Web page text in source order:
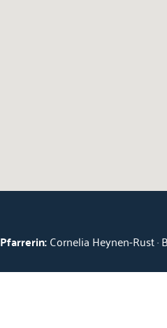
Pfarrerin:Cornelia Heynen-Rust ·